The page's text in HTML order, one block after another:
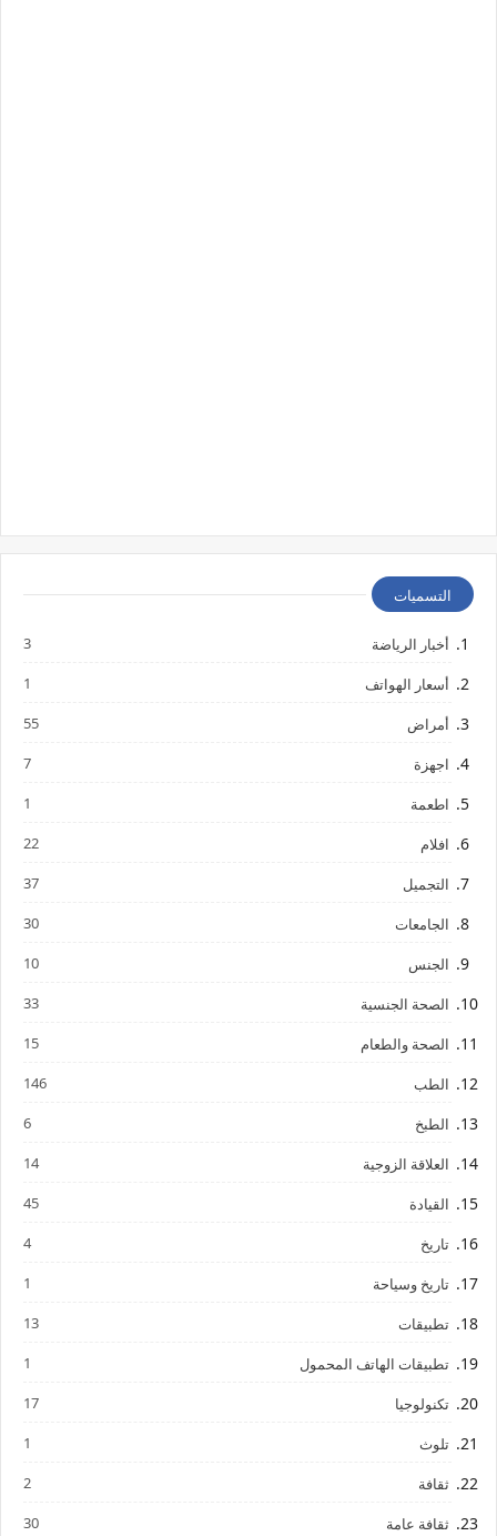
التسميات
أخبار الرياضة 3
أسعار الهواتف 1
أمراض 55
اجهزة 7
اطعمة 1
افلام 22
التجميل 37
الجامعات 30
الجنس 10
الصحة الجنسية 33
الصحة والطعام 15
الطب 146
الطبخ 6
العلاقة الزوجية 14
القيادة 45
تاريخ 4
تاريخ وسياحة 1
تطبيقات 13
تطبيقات الهاتف المحمول 1
تكنولوجيا 17
تلوث 1
ثقافة 2
ثقافة عامة 30